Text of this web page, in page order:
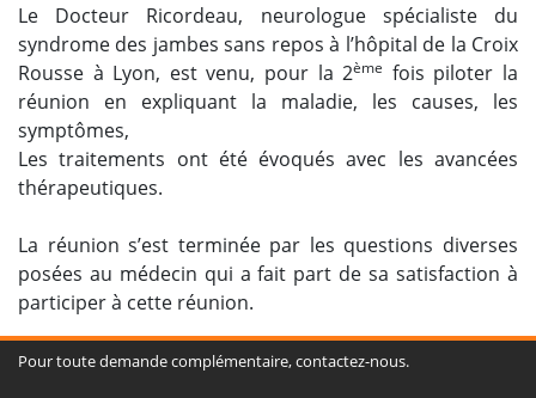
Le Docteur Ricordeau, neurologue spécialiste du
syndrome des jambes sans repos à l’hôpital de la Croix
Rousse à Lyon, est venu, pour la 2ème fois piloter la
réunion en expliquant la maladie, les causes, les
symptômes,
Les traitements ont été évoqués avec les avancées
thérapeutiques.
La réunion s’est terminée par les questions diverses
posées au médecin qui a fait part de sa satisfaction à
participer à cette réunion.
Pour toute demande complémentaire, contactez-nous.